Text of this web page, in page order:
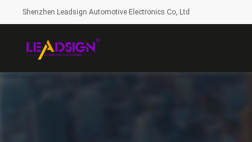
Shenzhen Leadsign Automotive Electronics Co,.Ltd